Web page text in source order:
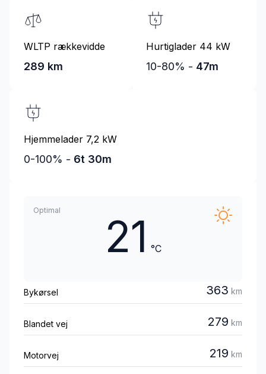
WLTP rækkevidde
289 km
Hurtiglader 44 kW
10-80% - 47m
Hjemmelader 7,2 kW
0-100% - 6t 30m
Optimal
21 °C
Bykørsel 363 km
Blandet vej 279 km
Motorvej 219 km